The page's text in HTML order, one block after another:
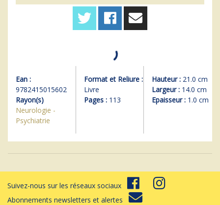
Ean :
9782415015602
Rayon(s)
Neurologie -
Psychiatrie
Format et Reliure :
Livre
Pages :113
Hauteur : 21.0 cm
Largeur : 14.0 cm
Epaisseur : 1.0 cm
Suivez-nous sur les réseaux sociaux
Abonnements newsletters et alertes